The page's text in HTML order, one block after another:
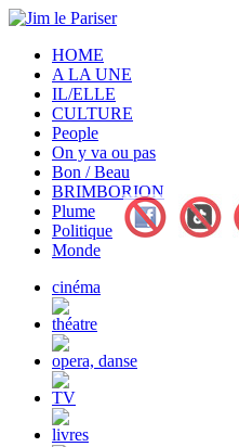
HOME
A LA UNE
IL/ELLE
CULTURE
People
On y va ou pas
Bon / Beau
BRIMBORION
Plume
Politique
Monde
cinéma
théatre
opera, danse
TV
livres